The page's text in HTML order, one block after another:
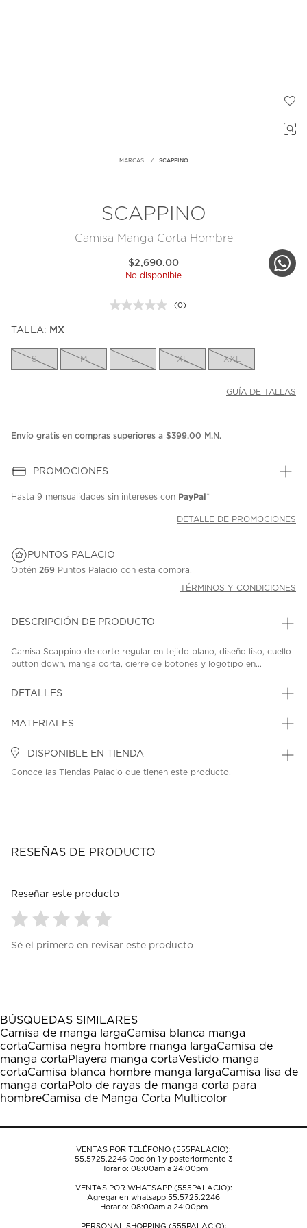
MARCAS SCAPPINO
SCAPPINO
Camisa Manga Corta Hombre
$2,690.00
No disponible
Sin
la
misma
(0)
TALLA: MX
S M L XL XXL
GUÍA DE TALLAS
Envío gratis en compras superiores a $399.00 M.N.
PROMOCIONES
Hasta 9 mensualidades sin intereses con PayPal*
DETALLE DE PROMOCIONES
PUNTOS PALACIO
Obtén 269 Puntos Palacio con esta compra.
TÉRMINOS Y CONDICIONES
DESCRIPCIÓN DE PRODUCTO
Camisa Scappino de corte regular en tejido plano, diseño liso, cuello
button down, manga corta, cierre de botones y logotipo en...
DETALLES
MATERIALES
DISPONIBLE EN TIENDA
Conoce las Tiendas Palacio que tienen este producto.
RESEÑAS DE PRODUCTO
Reseñar este producto
para
1
estrella
Esta
acción
abrirá
el
formulario
de
para
estrellas.
Esta
acción
abrirá
el
formulario
de
para
estrellas.
Esta
acción
abrirá
el
formulario
de
para
estrellas.
Esta
acción
abrirá
el
formulario
de
para
estrellas.
Esta
acción
abrirá
el
formulario
de
Sé el primero en revisar este producto
BÚSQUEDAS SIMILARES
Camisa de manga largaCamisa blanca manga
cortaCamisa negra hombre manga largaCamisa de
manga cortaPlayera manga cortaVestido manga
cortaCamisa blanca hombre manga largaCamisa lisa de
manga cortaPolo de rayas de manga corta para
hombreCamisa de Manga Corta Multicolor
VENTAS POR TELÉFONO (555PALACIO):
55.5725.2246Opción 1 y posteriormente 3
Horario: 08:00am a 24:00pm
VENTAS POR WHATSAPP (555PALACIO):
Agregar en whatsapp 55.5725.2246
Horario: 08:00am a 24:00pm
PERSONAL SHOPPING (555PALACIO):